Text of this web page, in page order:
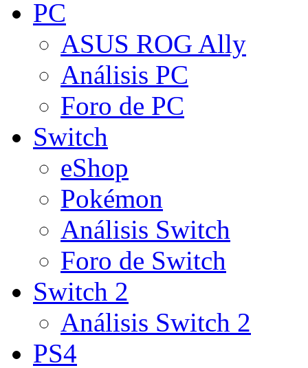
PC
ASUS ROG Ally
Análisis PC
Foro de PC
Switch
eShop
Pokémon
Análisis Switch
Foro de Switch
Switch 2
Análisis Switch 2
PS4